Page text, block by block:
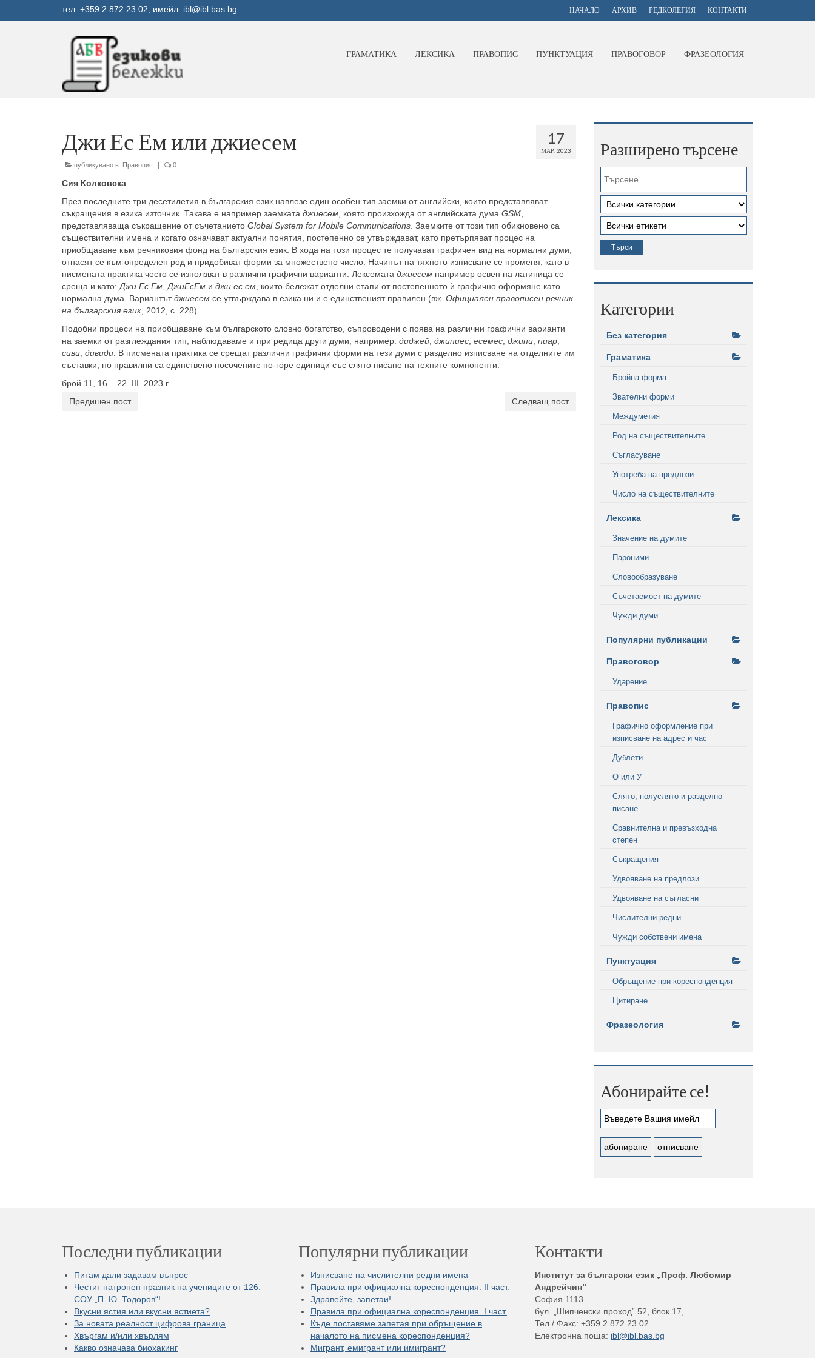
НАЧАЛО АРХИВ РЕДКОЛЕГИЯ КОНТАКТИ
тел. +359 2 872 23 02; имейл: ibl@ibl.bas.bg
ГРАМАТИКА ЛЕКСИКА ПРАВОПИС ПУНКТУАЦИЯ ПРАВОГОВОР ФРАЗЕОЛОГИЯ
17
МАР. 2023
Джи Ес Ем или джиесем
публикувано в: Правопис | 0
Сия Колковска
През последните три десетилетия в българския език навлезе един особен тип заемки от английски, които представляват
съкращения в езика източник. Такава е например заемката джиесем , която произ­хожда от английската дума GSM
представляваща съкращение от съчетанието Global System for Mobile Communications . Заемките от този тип обикновено са
съществителни имена и когато означават актуал­ни понятия, постепенно се утвърждават, като пре­търпяват процес на
приобщаване към речниковия фонд на българския език. В хода на този процес те получават графичен вид на нормални думи,
отнасят се към определен род и придобиват форми за мно­жествено число. Начинът на тяхното изписване се променя, като в
писмената практика често се из­ползват в различни графични варианти. Лексемата джиесем например освен на латиница се
среща и като: Джи Ес Ем ДжиЕсЕм и джи ес ем , които бе­лежат отделни етапи от постепенното ѝ графично оформяне като
нормална дума. Вариантътджиесем се утвърждава в езика ни и е единственият правилен (вж. Официален правописен речник
на българския език , 2012, с. 228).
Подобни процеси на приобщаване към българ­ското словно богатство, съпроводени с поява на различни графични варианти
на заемки от разглеж­дания тип, наблюдаваме и при редица други думи, например: диджей джипиес есемес джипи пиар
сиви дивиди . В писмената практика се срещат раз­лични графични форми на тези думи с разделно из­писване на отделните им
съставки, но правилни са единствено посочените по-горе единици със слято писане на техните компоненти.
брой 11, 16 – 22. III. 2023 г.
Предишен пост
Следващ пост
Разширено търсене
Категории
Без категория
Граматика
Бройна форма
Звателни форми
Междуметия
Род на съществителните
Съгласуване
Употреба на предлози
Число на съществителните
Лексика
Значение на думите
Пароними
Словообразуване
Съчетаемост на думите
Чужди думи
Популярни публикации
Правоговор
Ударение
Правопис
Графично оформление при
изписване на адрес и час
Дублети
О или У
Слято, полуслято и разделно
писане
Сравнителна и превъзходна
степен
Съкращения
Удвояване на предлози
Удвояване на съгласни
Числителни редни
Чужди собствени имена
Пунктуация
Обръщение при кореспонденция
Цитиране
Фразеология
Абонирайте се!
Последни публикации
Питам дали задавам въпрос
Честит патронен празник на учениците от 126.
СОУ „П. Ю. Тодоров“!
Вкусни ястия или вкусни ястиета?
За новата реалност цифрова граница
Хвъргам и/или хвърлям
Какво означава биохакинг
Популярни публикации
Изписване на числителни редни имена
Правила при официална кореспонденция. II част.
Здравейте, запетаи!
Правила при официална кореспонденция. I част.
Къде поставяме запетая при обръщение в
началото на писмена кореспонденция?
Мигрант, емигрант или имигрант?
Контакти
Институт за български език „Проф. Любомир
Андрейчин”
София 1113
бул. „Шипченски проход” 52, блок 17,
Тел./ Факс: +359 2 872 23 02
Електронна поща: ibl@ibl.bas.bg